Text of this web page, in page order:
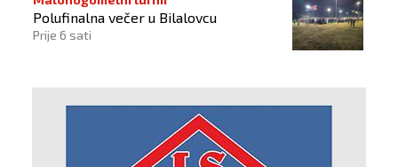
Polufinalna večer u Bilalovcu
Prije 6 sati